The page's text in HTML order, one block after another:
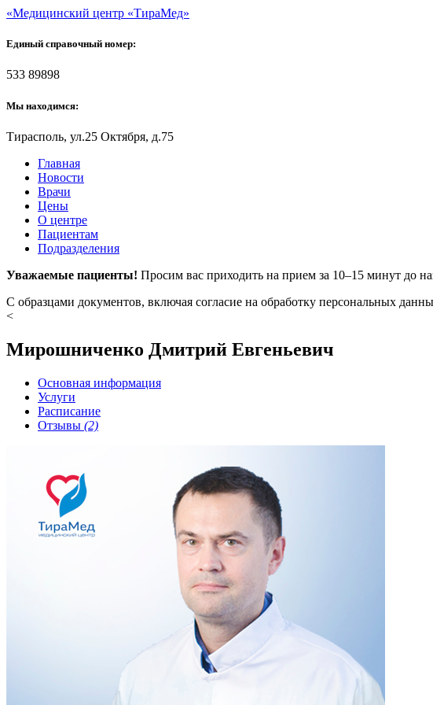
«Медицинский центр «ТираМед»
Единый справочный номер:
533 89898
Мы находимся:
Тирасполь, ул.25 Октября, д.75
Главная
Новости
Врачи
Цены
О центре
Пациентам
Подразделения
Уважаемые пациенты! Просим вас приходить на прием за 10–15 минут до
С образцами документов, включая согласие на обработку персональных
<
Мирошниченко Дмитрий Евгеньевич
Основная информация
Услуги
Расписание
Отзывы (2)